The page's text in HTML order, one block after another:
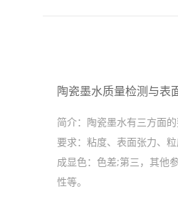
陶瓷墨水质量检测与表
简介： 陶瓷墨水有三方面
要求：粘度、表面张力、
成显色：色差;第三，其他
性等。